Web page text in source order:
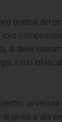
pratica del
loro
si deve
il suo
genio e alla